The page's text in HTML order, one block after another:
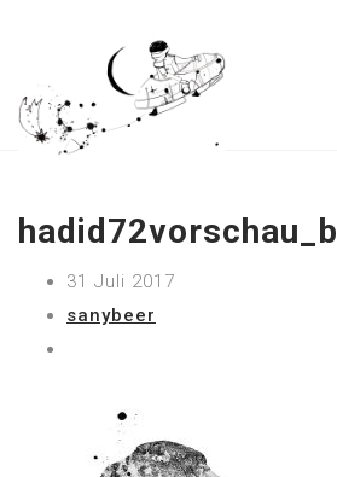
hadid72vorschau_b
31 Juli 2017
sanybeer